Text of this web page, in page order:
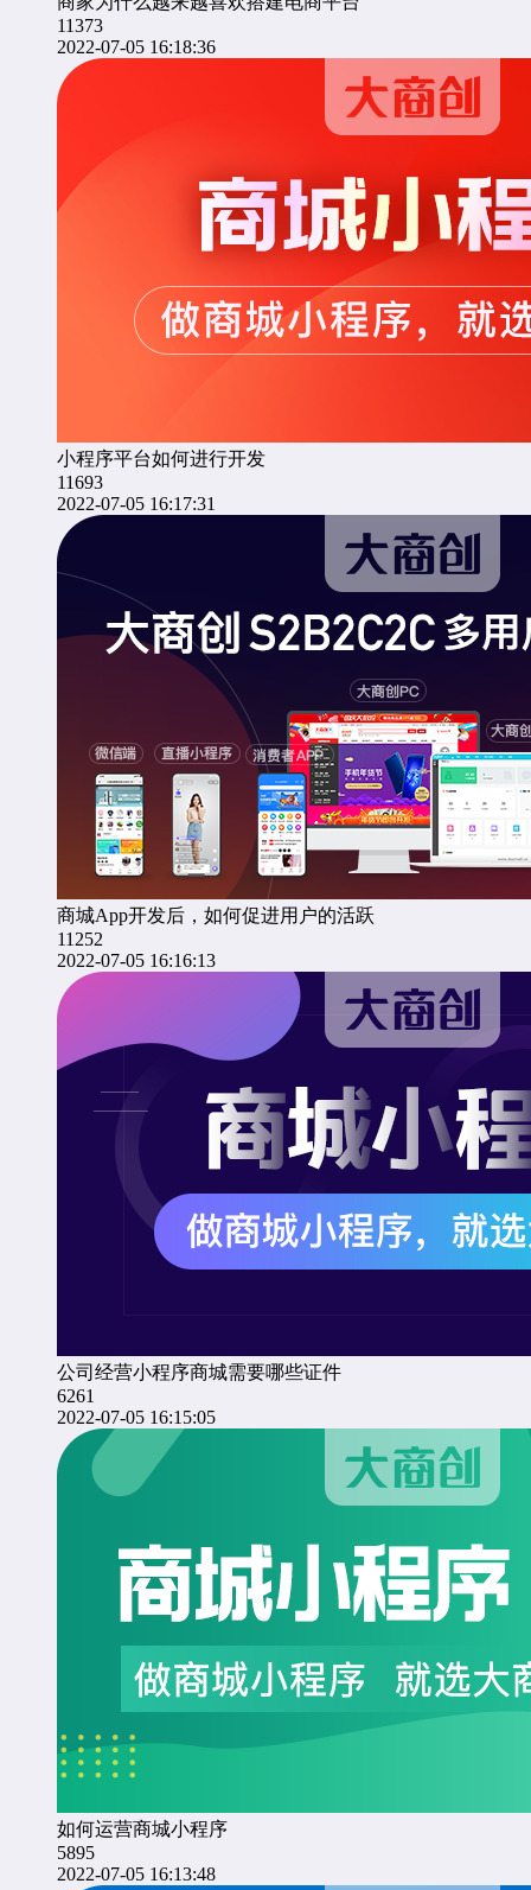
11373
2022-07-05 16:18:36
小程序平台如何进行开发
11693
2022-07-05 16:17:31
商城App开发后，如何促进用户的活跃
11252
2022-07-05 16:16:13
公司经营小程序商城需要哪些证件
6261
2022-07-05 16:15:05
如何运营商城小程序
5895
2022-07-05 16:13:48